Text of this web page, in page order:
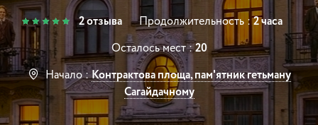
2 отзыва Продолжительность :2 часа
Осталось мест :20
Начало :Контрактова площа, пам'ятник гетьману
Сагайдачному